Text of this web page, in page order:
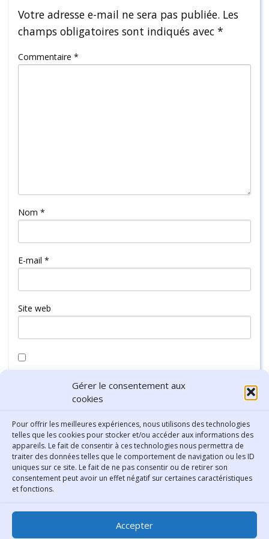
Gérer le consentement aux
cookies
Pour offrir les meilleures expériences, nous utilisons des technologies
telles que les cookies pour stocker et/ou accéder aux informations des
appareils. Le fait de consentir à ces technologies nous permettra de
traiter des données telles que le comportement de navigation ou les ID
uniques sur ce site. Le fait de ne pas consentir ou de retirer son
consentement peut avoir un effet négatif sur certaines caractéristiques
et fonctions.
Accepter
Votre adresse e-mail ne sera pas publiée. Les
champs obligatoires sont indiqués avec *
Commentaire *
Nom *
E-mail *
Site web
navigateur pour mon prochain commentaire.
Bibliothèque municipale de
Lyon